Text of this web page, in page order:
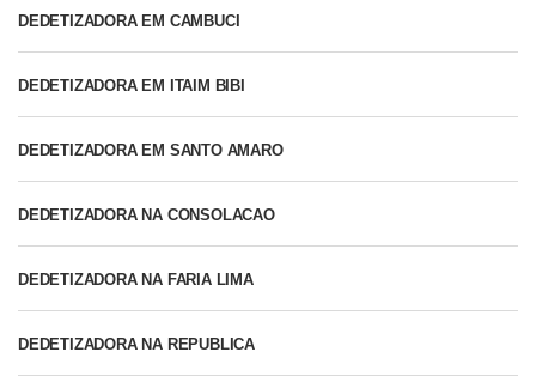
DEDETIZADORA EM CAMBUCI
DEDETIZADORA EM ITAIM BIBI
DEDETIZADORA EM SANTO AMARO
DEDETIZADORA NA CONSOLACAO
DEDETIZADORA NA FARIA LIMA
DEDETIZADORA NA REPUBLICA